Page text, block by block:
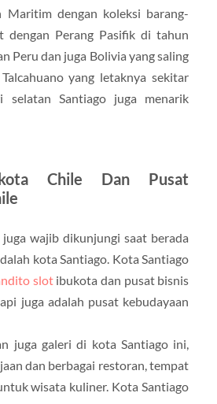
Maritim dengan koleksi barang-
dengan Perang Pasifik di tahun
Peru dan juga Bolivia yang saling
yang letaknya sekitar
selatan Santiago juga menarik
Chile Dan Pusat
wajib dikunjungi saat berada
kota Santiago. Kota Santiago
slotibukota dan pusat bisnis
juga adalah pusat kebudayaan
juga galeri di kota Santiago ini,
dan berbagai restoran, tempat
wisata kuliner. Kota Santiago